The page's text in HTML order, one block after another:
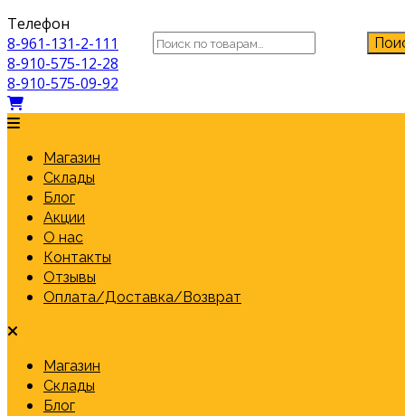
Искать:
Телефон
8-961-131-2-111
8-910-575-12-28
8-910-575-09-92
Магазин
Склады
Блог
Акции
О нас
Контакты
Отзывы
Оплата/Доставка/Возврат
Магазин
Склады
Блог